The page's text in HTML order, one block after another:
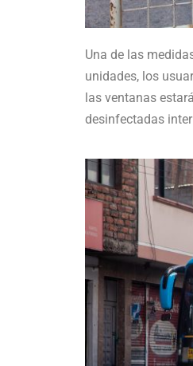
Una de las
unidades, los
las ventanas
desinfectadas